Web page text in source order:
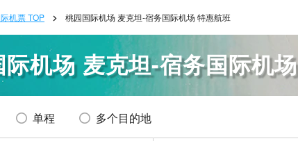
机票 TOP 桃园国际机场 麦克坦-宿务国际机场 特惠航班
机场 麦克坦-宿务国际机场
单程 多个目的地